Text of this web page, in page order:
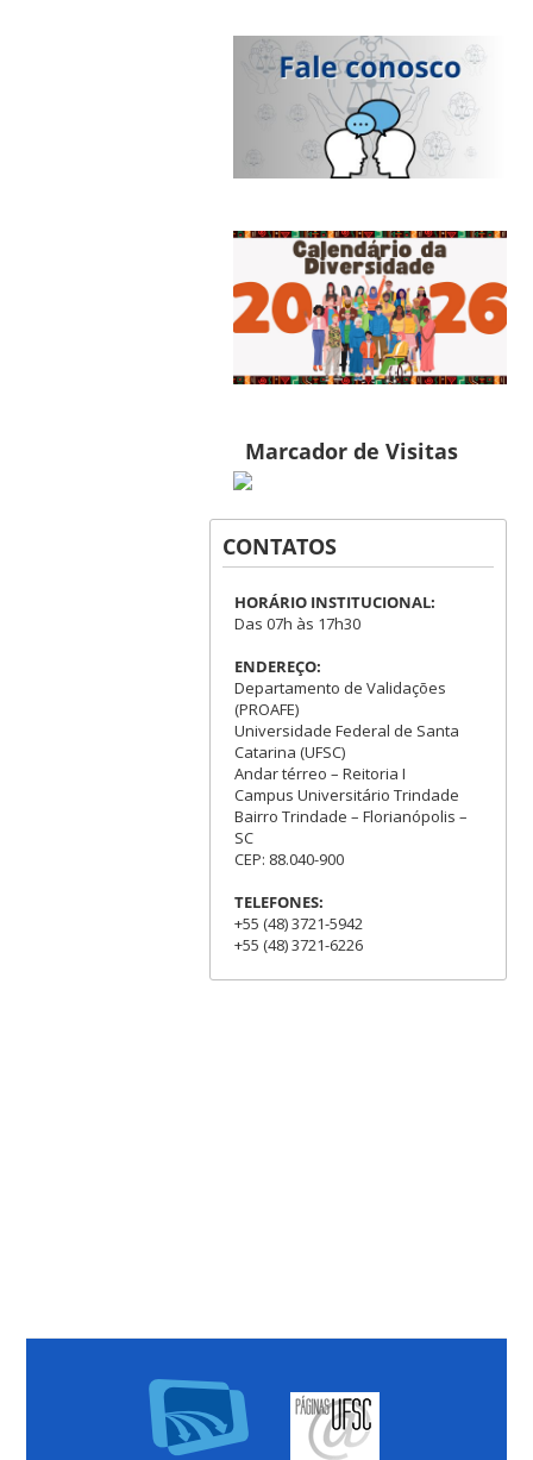
Marcador de Visitas
CONTATOS
HORÁRIO INSTITUCIONAL:
Das 07h às 17h30
ENDEREÇO:
Departamento de Validações
(PROAFE)
Universidade Federal de Santa
Catarina (UFSC)
Andar térreo – Reitoria I
Campus Universitário Trindade
Bairro Trindade – Florianópolis –
SC
CEP: 88.040-900
TELEFONES:
+55 (48) 3721-5942
+55 (48) 3721-6226